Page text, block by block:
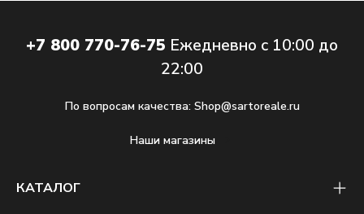
КАТАЛОГ
+7 800 770-76-75 Ежедневно с 10:00 до
22:00
По вопросам качества: Shop@sartoreale.ru
Наши магазины